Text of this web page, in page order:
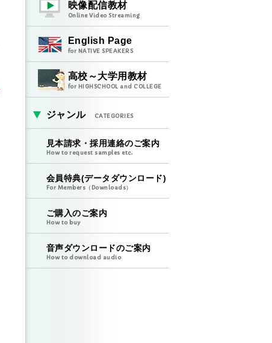
映像配信教材
Online Video Streaming
English Page
for NATIVE SPEAKERS
高校～大学用教材
for HIGHSCHOOL and COLLEGE
ジャンル CATEGORIES
見本請求・採用連絡のご案内
How to request samples etc.
会員特典(データダウンロード)
For Members（Downloads）
ご購入のご案内
How to buy
音声ダウンロードのご案内
How to download audio